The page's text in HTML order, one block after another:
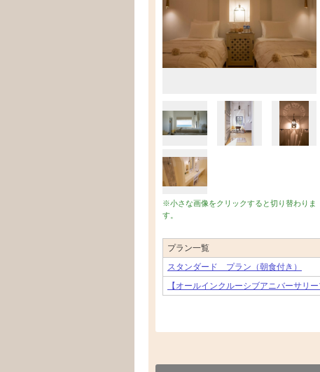
※小さな画像をクリックすると切り替わりま
す。
プラン一覧
スタンダード プラン（朝食付き）
【オールインクルーシブアニバーサリ